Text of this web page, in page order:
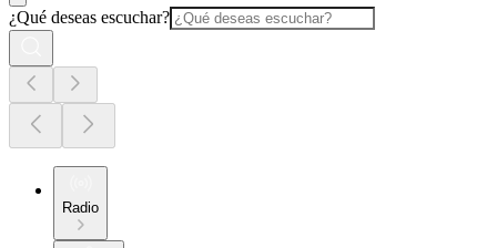
¿Qué deseas escuchar?
Radio